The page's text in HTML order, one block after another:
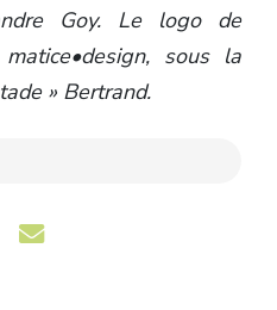
Goy. Le logo de
sous la
» Bertrand.
on Telegram